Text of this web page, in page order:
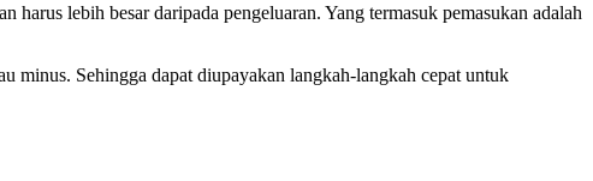
lebih besar daripada pengeluaran. Yang termasuk pemasukan adalah
minus. Sehingga dapat diupayakan langkah-langkah cepat untuk